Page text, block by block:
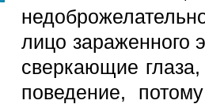
лицо зараженного
сверкающие
поведение,